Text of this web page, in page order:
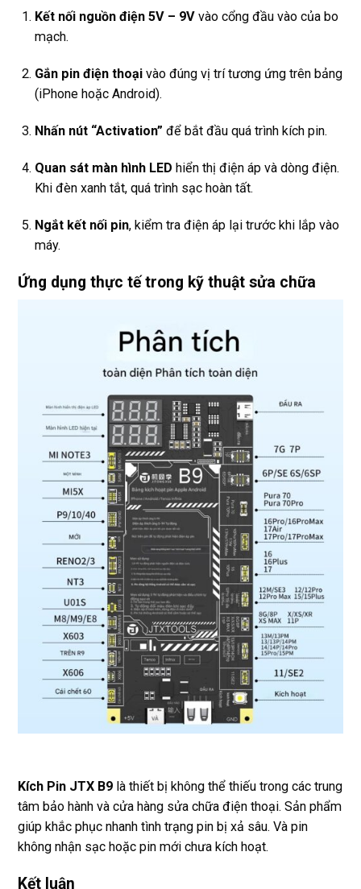
Kết nối nguồn điện 5V – 9V vào cổng đầu vào của bo
mạch.
Gắn pin điện thoại vào đúng vị trí tương ứng trên bảng
(iPhone hoặc Android).
Nhấn nút “Activation” để bắt đầu quá trình kích pin.
Quan sát màn hình LED hiển thị điện áp và dòng điện.
Khi đèn xanh tắt, quá trình sạc hoàn tất.
Ngắt kết nối pin, kiểm tra điện áp lại trước khi lắp vào
máy.
Ứng dụng thực tế trong kỹ thuật sửa chữa
Kích Pin JTX B9 là thiết bị không thể thiếu trong các trung
tâm bảo hành và cửa hàng sửa chữa điện thoại. Sản phẩm
giúp khắc phục nhanh tình trạng pin bị xả sâu. Và pin
không nhận sạc hoặc pin mới chưa kích hoạt.
Kết luận